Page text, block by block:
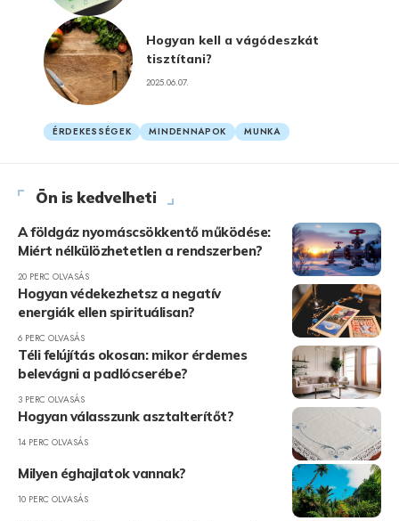
Hogyan kell a vágódeszkát
tisztítani?
2025.06.07.
ÉRDEKESSÉGEK MINDENNAPOK MUNKA
Ön is kedvelheti
A földgáz nyomáscsökkentő működése:
Miért nélkülözhetetlen a rendszerben?
20 PERC OLVASÁS
Hogyan védekezhetsz a negatív
energiák ellen spirituálisan?
6 PERC OLVASÁS
Téli felújítás okosan: mikor érdemes
belevágni a padlócserébe?
3 PERC OLVASÁS
Hogyan válasszunk asztalterítőt?
14 PERC OLVASÁS
Milyen éghajlatok vannak?
10 PERC OLVASÁS